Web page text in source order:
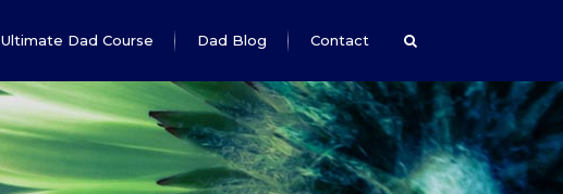
Ultimate Dad Course Dad Blog Contact